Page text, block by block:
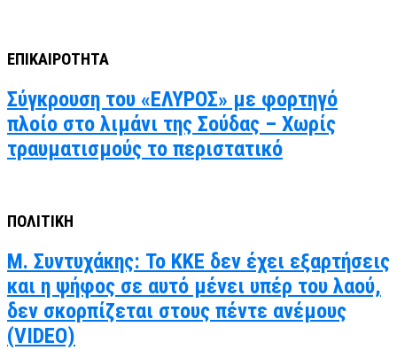
ΕΠΙΚΑΙΡΟΤΗΤΑ
Σύγκρουση του «ΕΛΥΡΟΣ» με φορτηγό
πλοίο στο λιμάνι της Σούδας – Χωρίς
τραυματισμούς το περιστατικό
ΠΟΛΙΤΙΚΗ
Μ. Συντυχάκης: Το ΚΚΕ δεν έχει εξαρτήσεις
και η ψήφος σε αυτό μένει υπέρ του λαού,
δεν σκορπίζεται στους πέντε ανέμους
(VIDEO)